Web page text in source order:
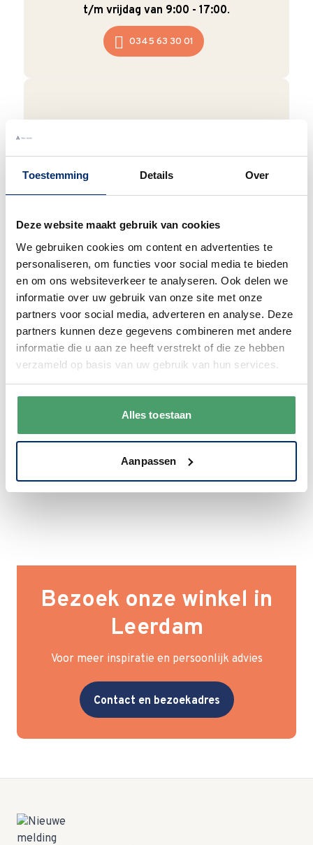
Toestemming Details Over
Deze website maakt gebruik van cookies
We gebruiken cookies om content en advertenties te
personaliseren, om functies voor social media te bieden
en om ons websiteverkeer te analyseren. Ook delen we
informatie over uw gebruik van onze site met onze
partners voor social media, adverteren en analyse. Deze
partners kunnen deze gegevens combineren met andere
informatie die u aan ze heeft verstrekt of die ze hebben
verzameld op basis van uw gebruik van hun services.
Alles toestaan
Aanpassen
t/m vrijdag van 9:00 - 17:00.
0345 63 30 01
en duurzaam met hergebruikt karton en
papier.Vanaf € 55,-wordt jouw bestelling
Goede waardering
We krijgen een goede waardering van Onze
klanten. 9+ gemiddeld.
Bezoek onze winkel in
Leerdam
Voor meer inspiratie en persoonlijk advies
Contact en bezoekadres